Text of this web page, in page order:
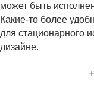
может быть
Какие-то более
для стационарного
дизайне.